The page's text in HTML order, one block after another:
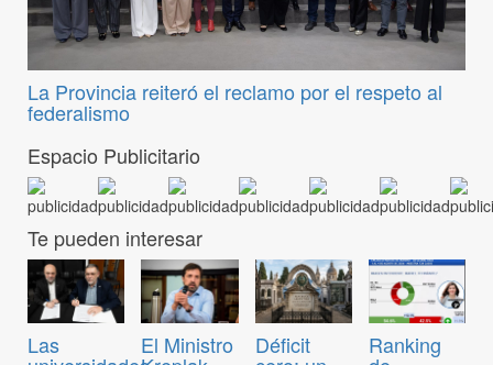
La Provincia reiteró el reclamo por el respeto al
federalismo
Espacio Publicitario
Te pueden interesar
Las El Ministro Déficit Ranking